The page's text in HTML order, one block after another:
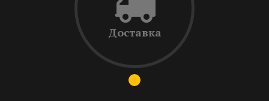
Доставка